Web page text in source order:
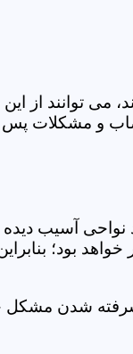
توانند از این
و مشکلات پس
نواحی آسیب
بود؛
شدن